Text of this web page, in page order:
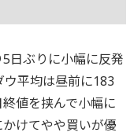
日ぶりに小幅に反発
平均は昼前に183
値を挟んで小幅に
けてやや買いが優